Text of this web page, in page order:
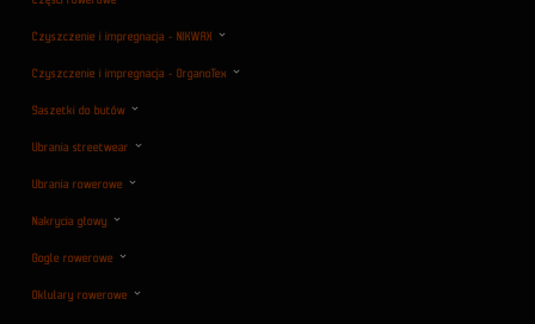
Czyszczenie i impregnacja - NIKWAX
Czyszczenie i impregnacja - OrganoTex
Saszetki do butów
Ubrania streetwear
Ubrania rowerowe
Nakrycia głowy
Gogle rowerowe
Oklulary rowerowe